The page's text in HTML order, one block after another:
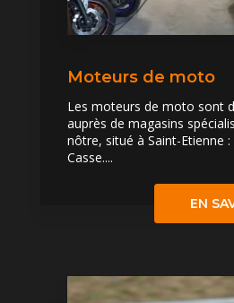
Moteurs de moto
Les moteurs de moto sont
auprès de magasins
nôtre, situé à Saint-Etienne
Casse....
EN